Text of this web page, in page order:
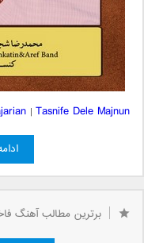
| Tasnife Dele Majnun
برترین مطالب آهنگ